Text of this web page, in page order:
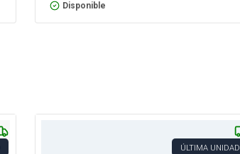
Disponible
ÚLTIMA UNIDAD